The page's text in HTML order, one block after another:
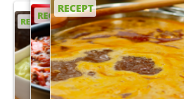
RECEPT
RECEPT
RECEPT
RECEPT
RECEPT